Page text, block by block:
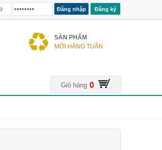
Đăng ký
SẢN PHẨM
MỚI HÀNG TUẦN
Giỏ hàng 0